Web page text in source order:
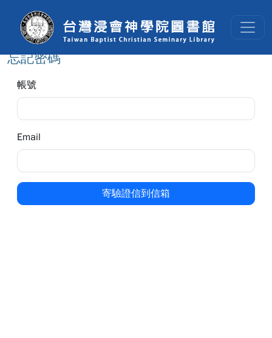
基督教台灣浸會神學院遠端讀者
忘記密碼
帳號
Email
寄驗證信到信箱